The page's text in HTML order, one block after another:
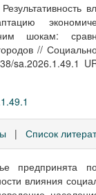
шокам:
//
sa.2026.1.49.1
| Список
предпринята
влияния